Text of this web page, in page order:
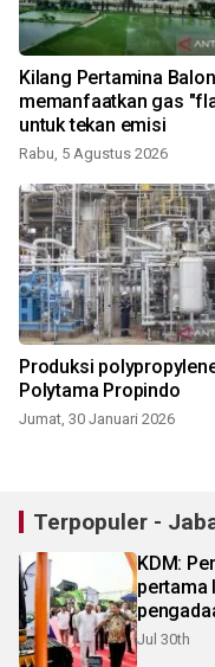
Kilang Pertamina
memanfaatkan gas
untuk tekan emisi
Rabu, 5 Agustus 2026
Produksi
Polytama Propindo
Jumat, 30 Januari 2026
Terpopuler -
KDM:
pertama
Jul 30th